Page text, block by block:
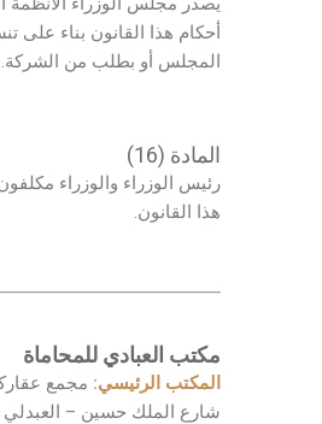
أحكام هذا القانون بناء على
المجلس أو بطلب من الشركة.
المادة (16)
رئيس الوزراء والوزراء
هذا القانون.
مكتب العبادي للمحاماة
المكتب الرئيسي: مجمع
شارع الملك حسين –